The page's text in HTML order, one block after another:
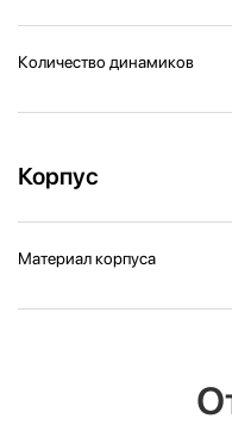
Количество динамиков
Корпус
Материал корпуса